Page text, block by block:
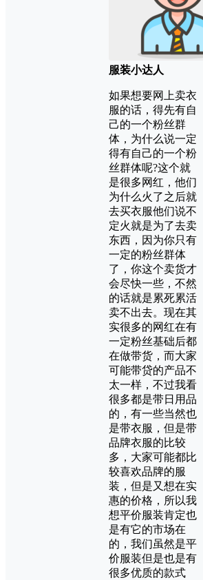
服装小达人
如果想要网上卖衣
服的话，得先有自
己的一个粉丝群
体，为什么说一定
得有自己的一个粉
丝群体呢?这个就
是很多网红，他们
为什么火了之后就
去买衣服他们说不
定火就是为了去卖
东西，因为你只有
一定的粉丝群体
了，你这个卖货才
会尽快一些，不然
的话就是累死累活
卖不出去。现在其
实很多的网红在有
一定粉丝基础后都
在做带货，而大家
可能带贷的产品不
太一样，不过我看
很多都是带日用品
的，有一些当然也
是带衣服，但是带
品牌衣服的比较
多，大家可能都比
较喜欢品牌的服
装，但是又想在实
惠的价格，所以我
想平价服装肯定也
是有它的市场在
的，我们虽然是平
价服装但是也是有
很多优质的款式